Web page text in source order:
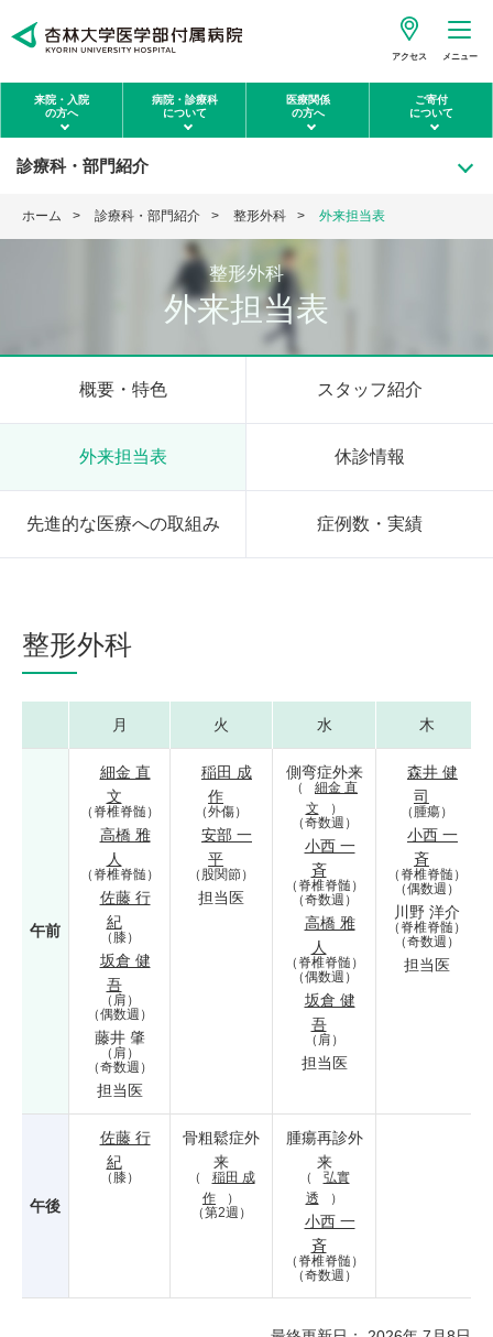
アクセス メニュー
来院・入院
の方へ
病院・診療科
について
医療関係
の方へ
ご寄付
について
診療科・部門紹介
ホーム 診療科・部門紹介 整形外科 外来担当表
整形外科
外来担当表
概要・特色 スタッフ紹介
外来担当表 休診情報
先進的な医療への取組み 症例数・実績
整形外科
月 火 水 木
午前
細金 直
文
（脊椎脊髄）
高橋 雅
人
（脊椎脊髄）
佐藤 行
紀
（膝）
坂倉 健
吾
（肩）
（偶数週）
藤井 肇
（肩）
（奇数週）
担当医
稲田 成
作
（外傷）
安部 一
平
（股関節）
担当医
側弯症外来
（
細金 直
文
）
（奇数週）
小西 一
斉
（脊椎脊髄）
（奇数週）
高橋 雅
人
（脊椎脊髄）
（偶数週）
坂倉 健
吾
（肩）
担当医
森井 健
司
（腫瘍）
小西 一
斉
（脊椎脊髄）
（偶数週）
川野 洋介
（脊椎脊髄）
（奇数週）
担当医
午後
佐藤 行
紀
（膝）
骨粗鬆症外
来
（
稲田 成
作
）
（第2週）
腫瘍再診外
来
（
弘實
透
）
小西 一
斉
（脊椎脊髄）
（奇数週）